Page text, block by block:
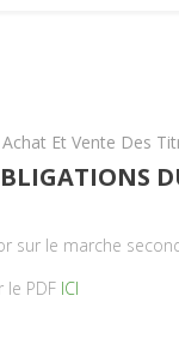
Achat Et Vente Des
sur le marche
le PDF ICI